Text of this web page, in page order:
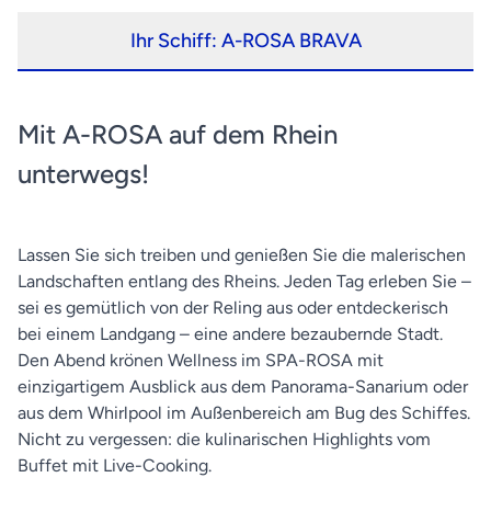
Ihr Schiff: A-ROSA BRAVA
Mit A-ROSA auf dem Rhein
unterwegs!
Lassen Sie sich treiben und genießen Sie die malerischen
Landschaften entlang des Rheins. Jeden Tag erleben Sie –
sei es gemütlich von der Reling aus oder entdeckerisch
bei einem Landgang – eine andere bezaubernde Stadt.
Den Abend krönen Wellness im SPA-ROSA mit
einzigartigem Ausblick aus dem Panorama-Sanarium oder
aus dem Whirlpool im Außenbereich am Bug des Schiffes.
Nicht zu vergessen: die kulinarischen Highlights vom
Buffet mit Live-Cooking.